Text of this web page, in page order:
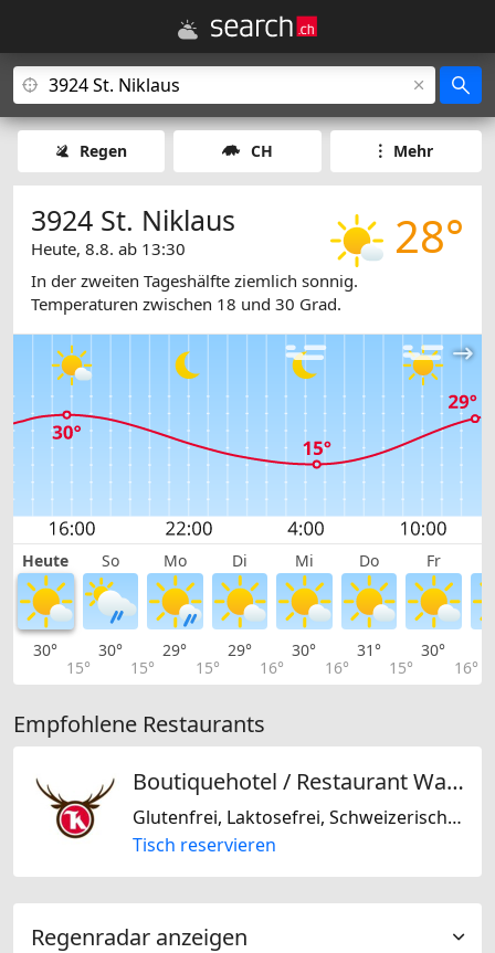
Regen CH Mehr
28°
3924 St. Niklaus
Heute, 8.8. ab 13:30
In der zweiten Tageshälfte ziemlich sonnig.
Temperaturen zwischen 18 und 30 Grad.
Heute So Mo Di Mi Do Fr
30°
15°
30°
15°
29°
15°
29°
16°
30°
16°
31°
15°
30°
16°
Empfohlene Restaurants
Boutiquehotel / Restaurant Walliserkanne
Glutenfrei, Laktosefrei, Schweizerisch, Regional, Mitteleuropäisch, Europäisch
Tisch reservieren
Regenradar anzeigen